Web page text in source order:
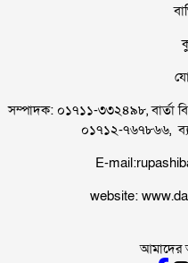
সম্পাদক: ০১৭১১-৩৩২৪৯৮, বার্তা
০১৭১২-৭৬৭৮৬৬,
E-
website: